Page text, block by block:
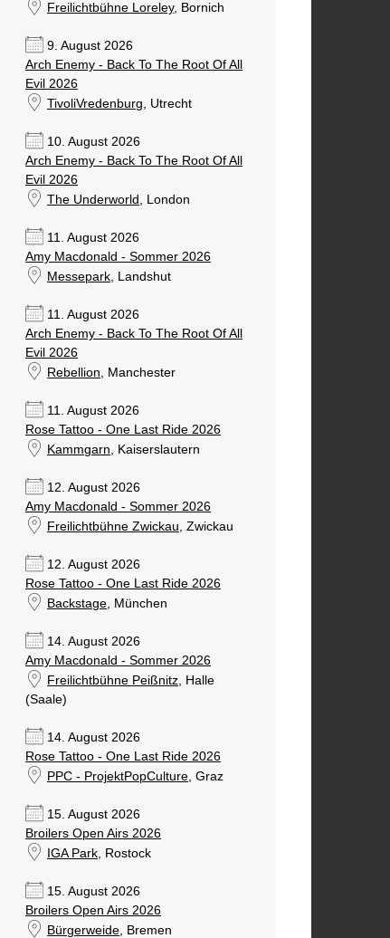
Freilichtbühne Loreley, Bornich
9. August 2026
Arch Enemy - Back To The Root Of All
Evil 2026
TivoliVredenburg, Utrecht
10. August 2026
Arch Enemy - Back To The Root Of All
Evil 2026
The Underworld , London
11. August 2026
Amy Macdonald - Sommer 2026
Messepark, Landshut
11. August 2026
Arch Enemy - Back To The Root Of All
Evil 2026
Rebellion, Manchester
11. August 2026
Rose Tattoo - One Last Ride 2026
Kammgarn, Kaiserslautern
12. August 2026
Amy Macdonald - Sommer 2026
Freilichtbühne Zwickau, Zwickau
12. August 2026
Rose Tattoo - One Last Ride 2026
Backstage, München
14. August 2026
Amy Macdonald - Sommer 2026
Freilichtbühne Peißnitz, Halle
(Saale)
14. August 2026
Rose Tattoo - One Last Ride 2026
PPC - ProjektPopCulture, Graz
15. August 2026
Broilers Open Airs 2026
IGA Park, Rostock
15. August 2026
Broilers Open Airs 2026
Bürgerweide, Bremen